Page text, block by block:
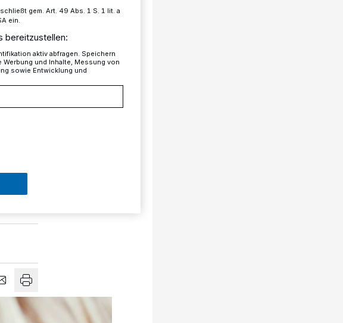
gem. Art. 49 Abs. 1 S. 1 lit. a
ein.
bereitzustellen:
aktiv abfragen. Speichern
und Inhalte, Messung von
sowie Entwicklung und